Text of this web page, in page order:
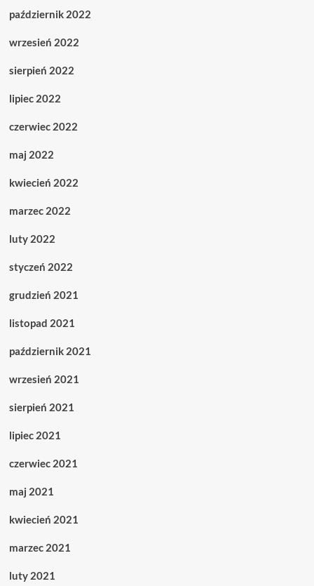
październik 2022
wrzesień 2022
sierpień 2022
lipiec 2022
czerwiec 2022
maj 2022
kwiecień 2022
marzec 2022
luty 2022
styczeń 2022
grudzień 2021
listopad 2021
październik 2021
wrzesień 2021
sierpień 2021
lipiec 2021
czerwiec 2021
maj 2021
kwiecień 2021
marzec 2021
luty 2021